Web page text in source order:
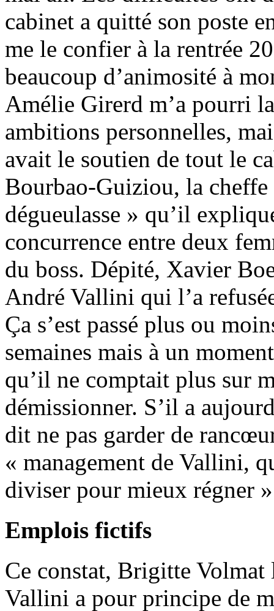
cabinet a quitté son poste
me le confier à la rentrée
beaucoup d’animosité à
Amélie Girerd m’a pourri
ambitions personnelles,
avait le soutien de tout le
Bourbao-Guiziou, la cheffe
dégueulasse » qu’il
concurrence entre deux
du boss. Dépité, Xavier
André Vallini qui l’a
Ça s’est passé plus ou
semaines mais à un
qu’il ne comptait plus sur
démissionner. S’il a
dit ne pas garder de
« management de Vallini,
diviser pour mieux régner
Emplois fictifs
Ce constat, Brigitte Volmat
Vallini a pour principe de